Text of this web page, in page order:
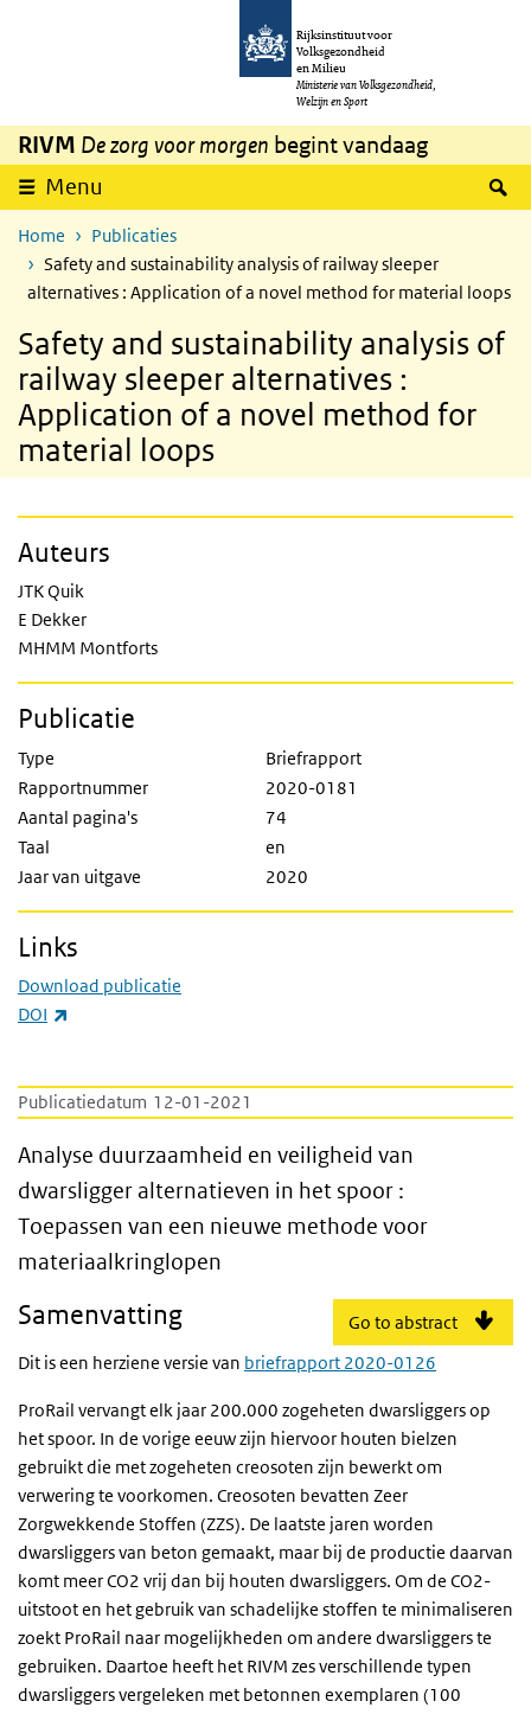
Overslaan en naar de inhoud gaan
Rijksinstituut voor
Volksgezondheid
en Milieu
Ministerie van Volksgezondheid,
Welzijn en Sport
RIVM De zorg voor morgen begint vandaag
Menu
Home
Publicaties
Safety and sustainability analysis of railway sleeper
alternatives : Application of a novel method for material loops
Safety and sustainability analysis of
railway sleeper alternatives :
Application of a novel method for
material loops
Publicatiedatum 12-01-2021
Analyse duurzaamheid en veiligheid van
Analyse duurzaamheid en veiligheid van
dwarsligger alternatieven in het spoor :
Toepassen van een nieuwe methode voor
materiaalkringlopen
Go to abstract
Samenvatting
Dit is een herziene versie van briefrapport 2020-0126
ProRail vervangt elk jaar 200.000 zogeheten dwarsliggers op
het spoor. In de vorige eeuw zijn hiervoor houten bielzen
gebruikt die met zogeheten creosoten zijn bewerkt om
verwering te voorkomen. Creosoten bevatten Zeer
Zorgwekkende Stoffen (ZZS). De laatste jaren worden
dwarsliggers van beton gemaakt, maar bij de productie daarvan
komt meer CO2 vrij dan bij houten dwarsliggers. Om de CO2-
uitstoot en het gebruik van schadelijke stoffen te minimaliseren
zoekt ProRail naar mogelijkheden om andere dwarsliggers te
gebruiken. Daartoe heeft het RIVM zes verschillende typen
dwarsliggers vergeleken met betonnen exemplaren (100
Auteurs
JTK Quik
E Dekker
MHMM Montforts
Publicatie
Type
Briefrapport
Rapportnummer
2020-0181
Aantal pagina's
74
Taal
en
Jaar van uitgave
2020
Links
Download publicatie
DOI